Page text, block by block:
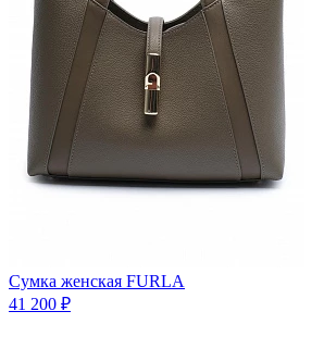
Сумка женская FURLA
41 200 ₽